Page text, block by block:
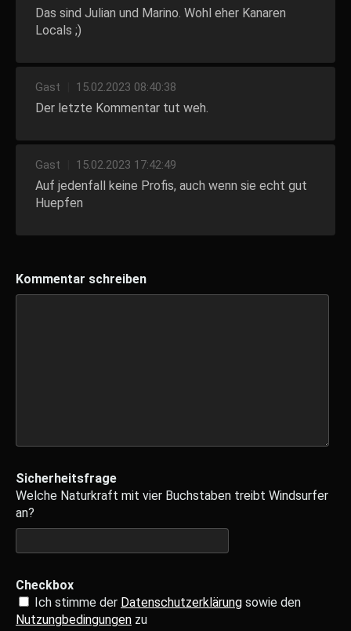
Das sind Julian und Marino. Wohl eher Kanaren
Locals ;)
Gast 15.02.2023 08:40:38
Der letzte Kommentar tut weh.
Gast 15.02.2023 17:42:49
Auf jedenfall keine Profis, auch wenn sie echt gut
Huepfen
Kommentar schreiben
Sicherheitsfrage
Welche Naturkraft mit vier Buchstaben treibt Windsurfer
an?
Checkbox
Ich stimme der Datenschutzerklärung sowie den
Nutzungbedingungen zu